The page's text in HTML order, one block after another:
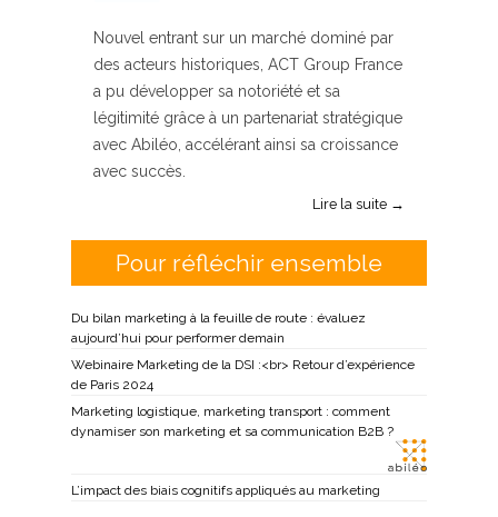
Nouvel entrant sur un marché dominé par
des acteurs historiques, ACT Group France
a pu développer sa notoriété et sa
légitimité grâce à un partenariat stratégique
avec Abiléo, accélérant ainsi sa croissance
avec succès.
Lire la suite →
Pour réfléchir ensemble
Du bilan marketing à la feuille de route : évaluez
aujourd’hui pour performer demain
Webinaire Marketing de la DSI :<br> Retour d’expérience
de Paris 2024
Marketing logistique, marketing transport : comment
dynamiser son marketing et sa communication B2B ?
L’impact des biais cognitifs appliqués au marketing